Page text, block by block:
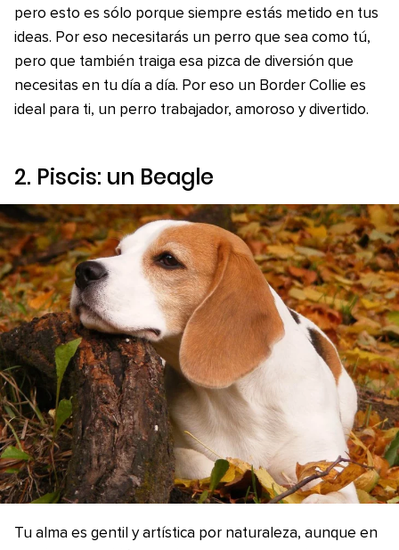
pero esto es sólo porque siempre estás metido en tus
ideas. Por eso necesitarás un perro que sea como tú,
pero que también traiga esa pizca de diversión que
necesitas en tu día a día. Por eso un Border Collie es
ideal para ti, un perro trabajador, amoroso y divertido.
2. Piscis: un Beagle
Tu alma es gentil y artística por naturaleza, aunque en